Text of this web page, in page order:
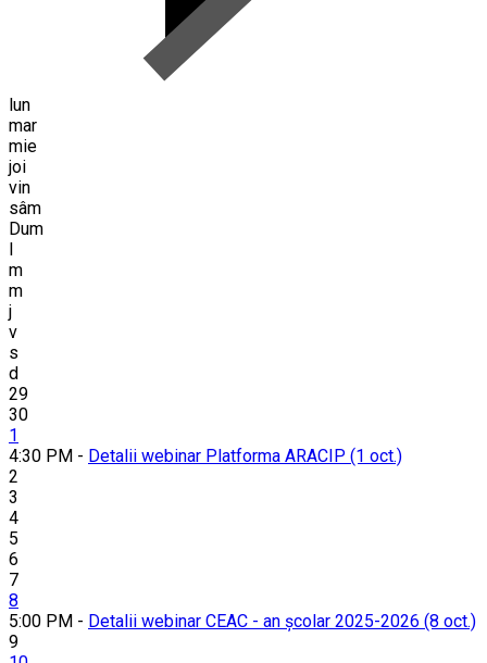
lun
mar
mie
joi
vin
sâm
Dum
m
m
j
v
s
d
29
30
1
4:30 PM - Detalii webinar Platforma ARACIP (1 oct.)
2
3
4
5
6
7
8
5:00 PM - Detalii webinar CEAC - an școlar 2025-2026 (8 oct.)
9